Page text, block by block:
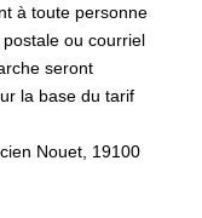
à toute personne
ou courriel
seront
la base du tarif
Nouet, 19100